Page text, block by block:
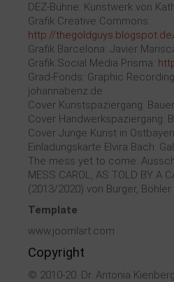
DEZ-Bühne: Kunstwerk von
Grafik Creative Commons:
http://
Grafik Barcelona: Javier
Grafik Social Media Prisma:
Grad-Fonds: Graphic
johannabenz.de
Cover Kunstspaziergang:
Cover Handwerkspaziergang:
Cover Junge Kunst in
Einladungskarte Elvira Bach:
The mess yet to come:
MESS CAROL, AS TOLD BY A
(2013/2020) von Burger, Böhler
Template
www.joomlart.com
Copyright
© 2010-20. Dr. Antonia